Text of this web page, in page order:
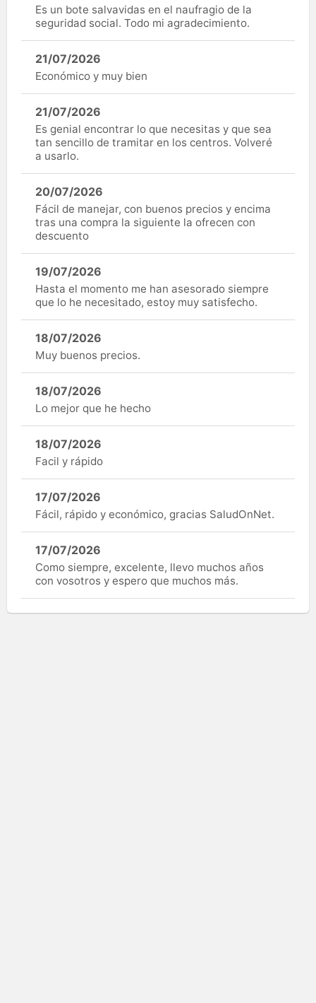
Es un bote salvavidas en el naufragio de la
seguridad social. Todo mi agradecimiento.
21/07/2026
Económico y muy bien
21/07/2026
Es genial encontrar lo que necesitas y que sea
tan sencillo de tramitar en los centros. Volveré
a usarlo.
20/07/2026
Fácil de manejar, con buenos precios y encima
tras una compra la siguiente la ofrecen con
descuento
19/07/2026
Hasta el momento me han asesorado siempre
que lo he necesitado, estoy muy satisfecho.
18/07/2026
Muy buenos precios.
18/07/2026
Lo mejor que he hecho
18/07/2026
Facil y rápido
17/07/2026
Fácil, rápido y económico, gracias SaludOnNet.
17/07/2026
Como siempre, excelente, llevo muchos años
con vosotros y espero que muchos más.